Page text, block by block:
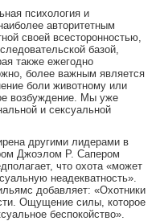
психология и
авторитетным
своей всесторонностью,
базой,
также ежегодно
более важным является
боли животному или
возбуждение. Мы уже
и сексуальной
другими лидерами в
Джоэлом Р. Сапером
что охота «может
неадекватность».
добавляет: «Охотники
Ощущение силы, которое
беспокойство».